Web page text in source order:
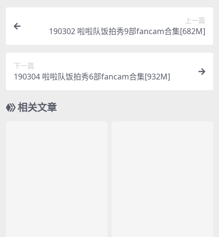
上一篇
190302 啦啦队饭拍秀9部fancam合集[682M]
下一篇
190304 啦啦队饭拍秀6部fancam合集[932M]
相关文章